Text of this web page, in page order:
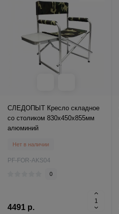
СЛЕДОПЫТ Кресло складное
со столиком 830х450х855мм
алюминий
Нет в наличии
PF-FOR-AKS04
0
4491 р.